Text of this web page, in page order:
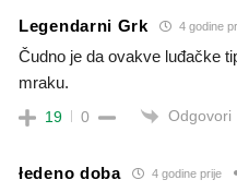
Legendarni Grk 4 godine
Čudno je da ovakve luđačke
mraku.
19 0 Odgovori
łedeno doba 4 godine prije